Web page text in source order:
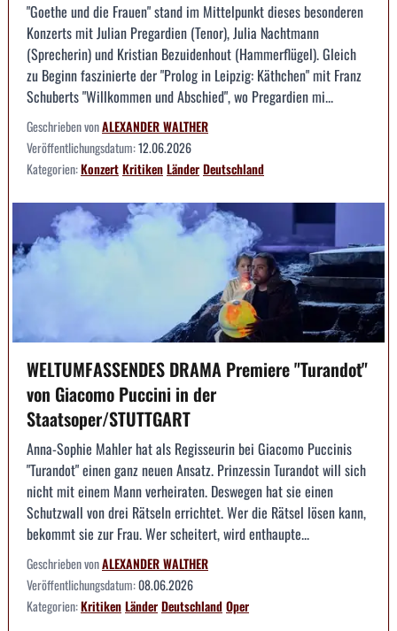
"Goethe und die Frauen" stand im Mittelpunkt dieses besonderen
Konzerts mit Julian Pregardien (Tenor), Julia Nachtmann
(Sprecherin) und Kristian Bezuidenhout (Hammerflügel). Gleich
zu Beginn faszinierte der "Prolog in Leipzig: Käthchen" mit Franz
Schuberts "Willkommen und Abschied", wo Pregardien mi...
Geschrieben vonALEXANDER WALTHER
Veröffentlichungsdatum:12.06.2026
Kategorien:KonzertKritikenLänderDeutschland
WELTUMFASSENDES DRAMA Premiere "Turandot"
von Giacomo Puccini in der
Staatsoper/STUTTGART
Anna-Sophie Mahler hat als Regisseurin bei Giacomo Puccinis
"Turandot" einen ganz neuen Ansatz. Prinzessin Turandot will sich
nicht mit einem Mann verheiraten. Deswegen hat sie einen
Schutzwall von drei Rätseln errichtet. Wer die Rätsel lösen kann,
bekommt sie zur Frau. Wer scheitert, wird enthaupte...
Geschrieben vonALEXANDER WALTHER
Veröffentlichungsdatum:08.06.2026
Kategorien:KritikenLänderDeutschlandOper